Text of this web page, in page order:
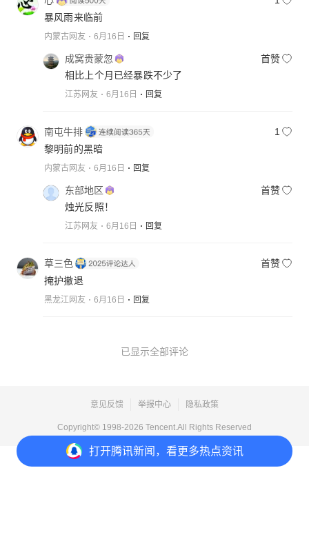
打开腾讯新闻，看更多热点资讯
暴风雨来临前
内蒙古网友 6月16日 回复
成窝贵蒙忽
首赞
相比上个月已经暴跌不少了
江苏网友 6月16日 回复
南屯牛排
1
黎明前的黑暗
内蒙古网友 6月16日 回复
东部地区
首赞
烛光反照！
江苏网友 6月16日 回复
草三色
首赞
掩护撤退
黑龙江网友 6月16日 回复
已显示全部评论
意见反馈 举报中心 隐私政策
Copyright© 1998-2026 Tencent.All Rights Reserved